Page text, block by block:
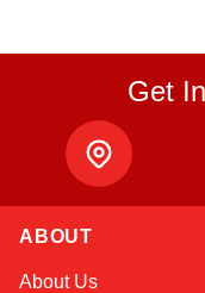
Get
ABOUT
About Us